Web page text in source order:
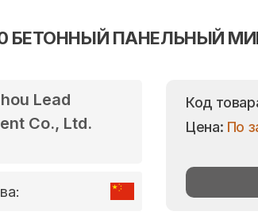
БЕТОННЫЙ ПАНЕЛЬНЫЙ
Lead
Co., Ltd.
Код
Цена: По